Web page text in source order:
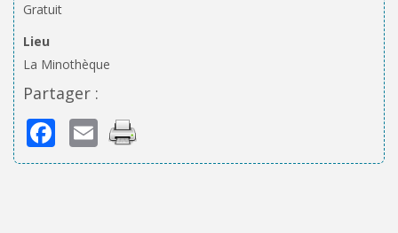
Gratuit
Lieu
La Minothèque
Partager :
Facebook
Email